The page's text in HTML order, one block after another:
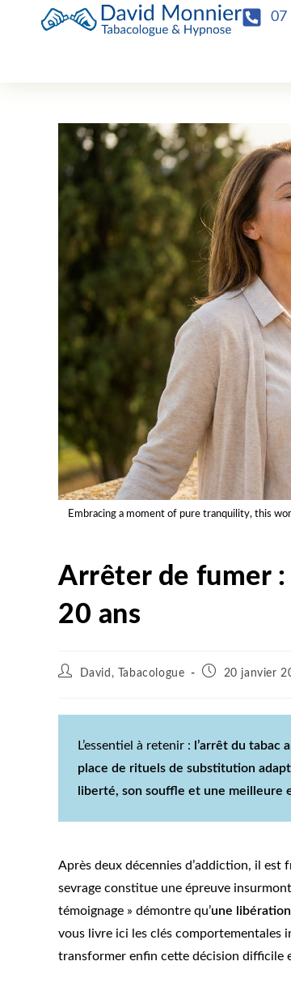
07
Embracing a moment of pure tranquility, this
Arrêter de fumer :
20 ans
David, Tabacologue 20 janvier
L’essentiel à retenir :
l’arrêt du tabac
place de rituels de substitution
liberté, son souffle et une meilleure
Après deux décennies d’addiction, il
sevrage constitue une épreuve
témoignage » démontre qu’une
vous livre ici les clés comportementales
transformer enfin cette décision difficile